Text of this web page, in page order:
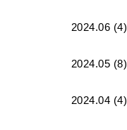
2024.06 (4)
2024.05 (8)
2024.04 (4)